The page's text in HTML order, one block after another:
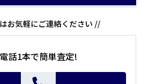
お気軽にご連絡ください //
電話1本で簡単査定!